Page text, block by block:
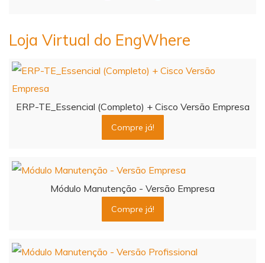
Loja Virtual do EngWhere
ERP-TE_Essencial (Completo) + Cisco Versão Empresa
Compre já!
Módulo Manutenção - Versão Empresa
Compre já!